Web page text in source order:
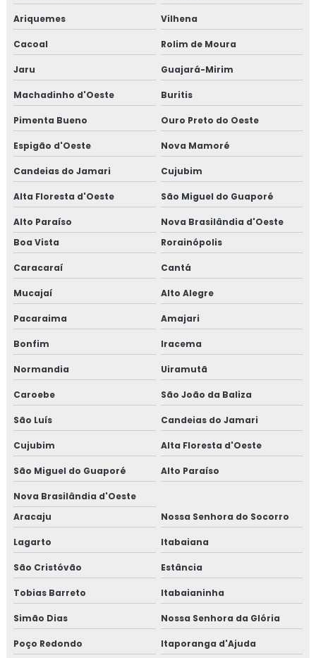
Ariquemes Vilhena
Cacoal Rolim de Moura
Jaru Guajará-Mirim
Machadinho d'Oeste Buritis
Pimenta Bueno Ouro Preto do Oeste
Espigão d'Oeste Nova Mamoré
Candeias do Jamari Cujubim
Alta Floresta d'Oeste São Miguel do Guaporé
Alto Paraíso
Nova Brasilândia d'Oeste
Boa Vista
Rorainópolis
Caracaraí Cantá
Mucajaí Alto Alegre
Pacaraima Amajari
Bonfim Iracema
Normandia Uiramutã
Caroebe São João da Baliza
São Luís Candeias do Jamari
Cujubim Alta Floresta d'Oeste
São Miguel do Guaporé Alto Paraíso
Nova Brasilândia d'Oeste
Aracaju
Nossa Senhora do Socorro
Lagarto Itabaiana
São Cristóvão Estância
Tobias Barreto Itabaianinha
Simão Dias Nossa Senhora da Glória
Poço Redondo Itaporanga d'Ajuda